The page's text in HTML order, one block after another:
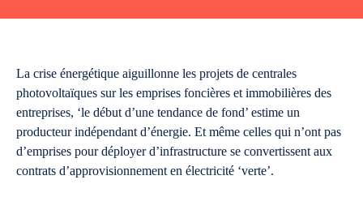
La crise énergétique aiguillonne les projets de centrales
photovoltaïques sur les emprises foncières et immobilières des
entreprises, ‘le début d’une tendance de fond’ estime un
producteur indépendant d’énergie. Et même celles qui n’ont pas
d’emprises pour déployer d’infrastructure se convertissent aux
contrats d’approvisionnement en électricité ‘verte’.